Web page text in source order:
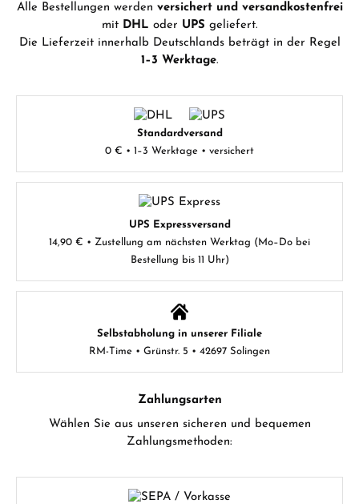
Alle Bestellungen werden versichert und versandkostenfrei
mit DHL oder UPS geliefert.
Die Lieferzeit innerhalb Deutschlands beträgt in der Regel
1–3 Werktage.
Standardversand
0 € • 1–3 Werktage • versichert
UPS Expressversand
14,90 € • Zustellung am nächsten Werktag (Mo–Do bei
Bestellung bis 11 Uhr)
Selbstabholung in unserer Filiale
RM-Time • Grünstr. 5 • 42697 Solingen
Zahlungsarten
Wählen Sie aus unseren sicheren und bequemen
Zahlungsmethoden: